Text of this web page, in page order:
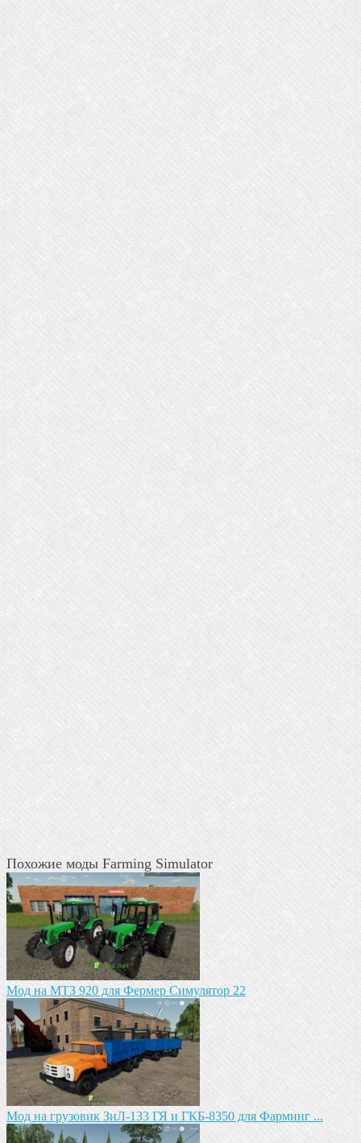
Похожие моды Farming Simulator
Мод на МТЗ 920 для Фермер Симулятор 22
Мод на грузовик ЗиЛ-133 ГЯ и ГКБ-8350 для Фарминг ...